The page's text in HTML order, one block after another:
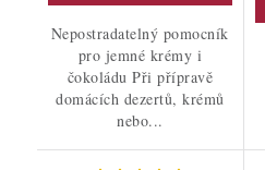
Nepostradatelný pomocník
pro jemné krémy i
čokoládu Při přípravě
domácích dezertů, krémů
nebo...